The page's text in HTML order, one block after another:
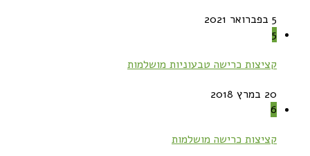
5 בפברואר 2021
5
קציצות כרישה טבעוניות מושלמות
20 במרץ 2018
6
קציצות כרישה מושלמות